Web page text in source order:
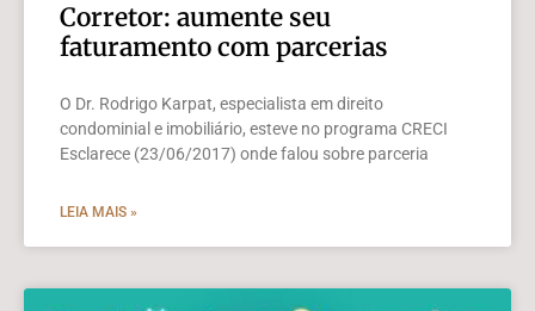
Corretor: aumente seu
faturamento com parcerias
O Dr. Rodrigo Karpat, especialista em direito
condominial e imobiliário, esteve no programa CRECI
Esclarece (23/06/2017) onde falou sobre parceria
LEIA MAIS »